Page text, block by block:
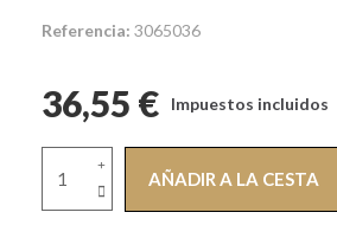
Referencia 3065036
36,55 € Impuestos incluidos
AÑADIR A LA CESTA